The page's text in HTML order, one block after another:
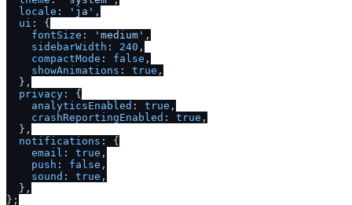
locale : 'ja' ,
ui : {
fontSize : 'medium' ,
sidebarWidth : 240 ,
compactMode : false ,
showAnimations : true ,
  },
privacy : {
analyticsEnabled : true ,
crashReportingEnabled : true ,
  },
notifications : {
email : true ,
push : false ,
sound : true ,
  },
};